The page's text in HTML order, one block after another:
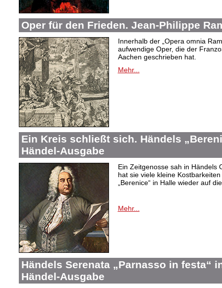
Oper für den Frieden. Jean-Philippe
Innerhalb der „Opera omnia
aufwendige Oper, die der
Aachen geschrieben hat.
Mehr...
Ein Kreis schließt sich. Händels
Händel-Ausgabe
Ein Zeitgenosse sah in Händels
hat sie viele kleine
„Berenice“ in Halle wieder auf
Mehr...
Händels Serenata „Parnasso in festa“
Händel-Ausgabe